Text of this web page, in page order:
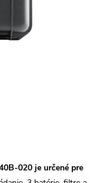
020 je určené pre